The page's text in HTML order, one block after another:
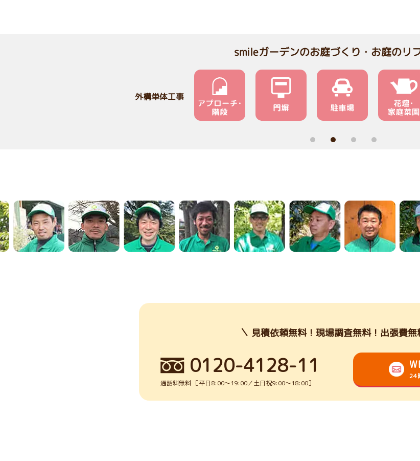
smileガーデンのお庭づくり・お庭のリ
外構単体工事
見積依頼無料！現場調査無料！出張費無
0120-4128-11
通話料無料 ［平日8:00～19:00／土日祝9:00～18:00］
24